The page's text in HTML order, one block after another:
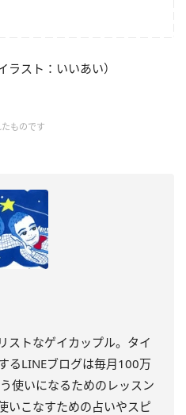
ラスト：いいあい）
ものです
ストなゲイカップル。タイ
るLINEブログは毎月100万
使いになるためのレッスン
いこなすための占いやスピ